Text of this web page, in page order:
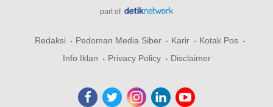
part of
Redaksi Pedoman Media Siber Karir
Kotak Pos
Info Iklan
Privacy Policy Disclaimer